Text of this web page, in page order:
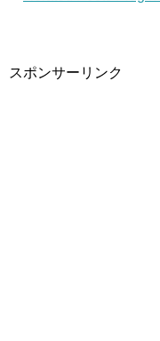
スポンサーリンク